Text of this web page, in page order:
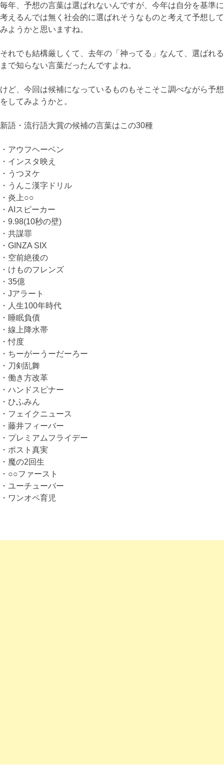
毎年、予想の言葉は選ばれないんですが、今年は自分を基準に
考えるんでは無く社会的に選ばれそうなものと考えて予想して
みようかと思いますね。
それでも結構厳しくて、去年の「神ってる」なんて、選ばれる
まで知らない言葉だったんですよね。
けど、今回は候補になっているものもそこそこ調べながら予想
をしてみようかと。
新語・流行語大賞の候補の言葉はこの30種
・アウフヘーベン
・インスタ映え
・うつヌケ
・うんこ漢字ドリル
・炎上○○
・AIスピーカー
・9.98(10秒の壁)
・共謀罪
・GINZA SIX
・空前絶後の
・けものフレンズ
・35億
・Jアラート
・人生100年時代
・睡眠負債
・線上降水帯
・忖度
・ちーがーうーだーろー
・刀剣乱舞
・働き方改革
・ハンドスピナー
・ひふみん
・フェイクニュース
・藤井フィーバー
・プレミアムフライデー
・ポスト真実
・魔の2回生
・○○ファースト
・ユーチューバー
・ワンオペ育児